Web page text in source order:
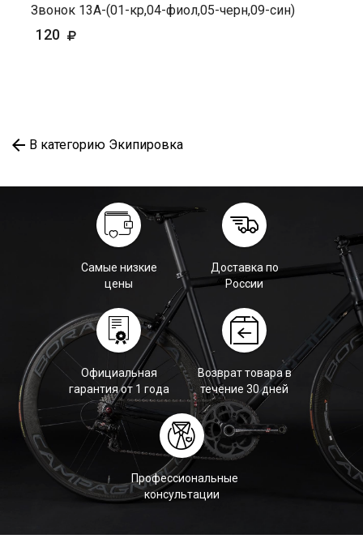
Звонок 13А-(01-кр,04-фиол,05-черн,09-син)
120
В категорию Экипировка
Самые низкие
цены
Доставка по
России
Официальная
гарантия от 1 года
Возврат товара в
течение 30 дней
Профессиональные
консультации